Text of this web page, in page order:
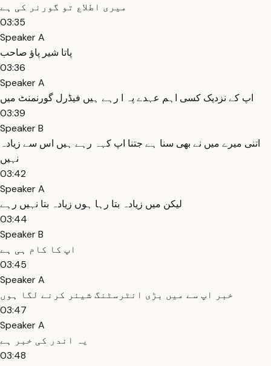
میری اطلاع تو گورنر کی ہے
03:35
Speaker A
پاتا شیر پاؤ صاحب
03:36
Speaker A
اپ کے نزدیک کسی اہم عہدے پہ ا رہے ہیں فیڈرل گورنمنٹ میں
03:39
Speaker B
اتنی میرے میں نے بھی سنا ہے جتنا اپ کہہ رہے ہیں اس سے زیادہ
نہیں
03:42
Speaker A
لیکن میں زیادہ بتا رہا ہوں زیادہ بتا نہیں رہے
03:44
Speaker B
اپ کا کام ہی ہے
03:45
Speaker A
خبر اپ سے میں بڑی انٹرسٹنگ شیئر کرنے لگا ہوں
03:47
Speaker A
یہ اندر کی خبر ہے
03:48